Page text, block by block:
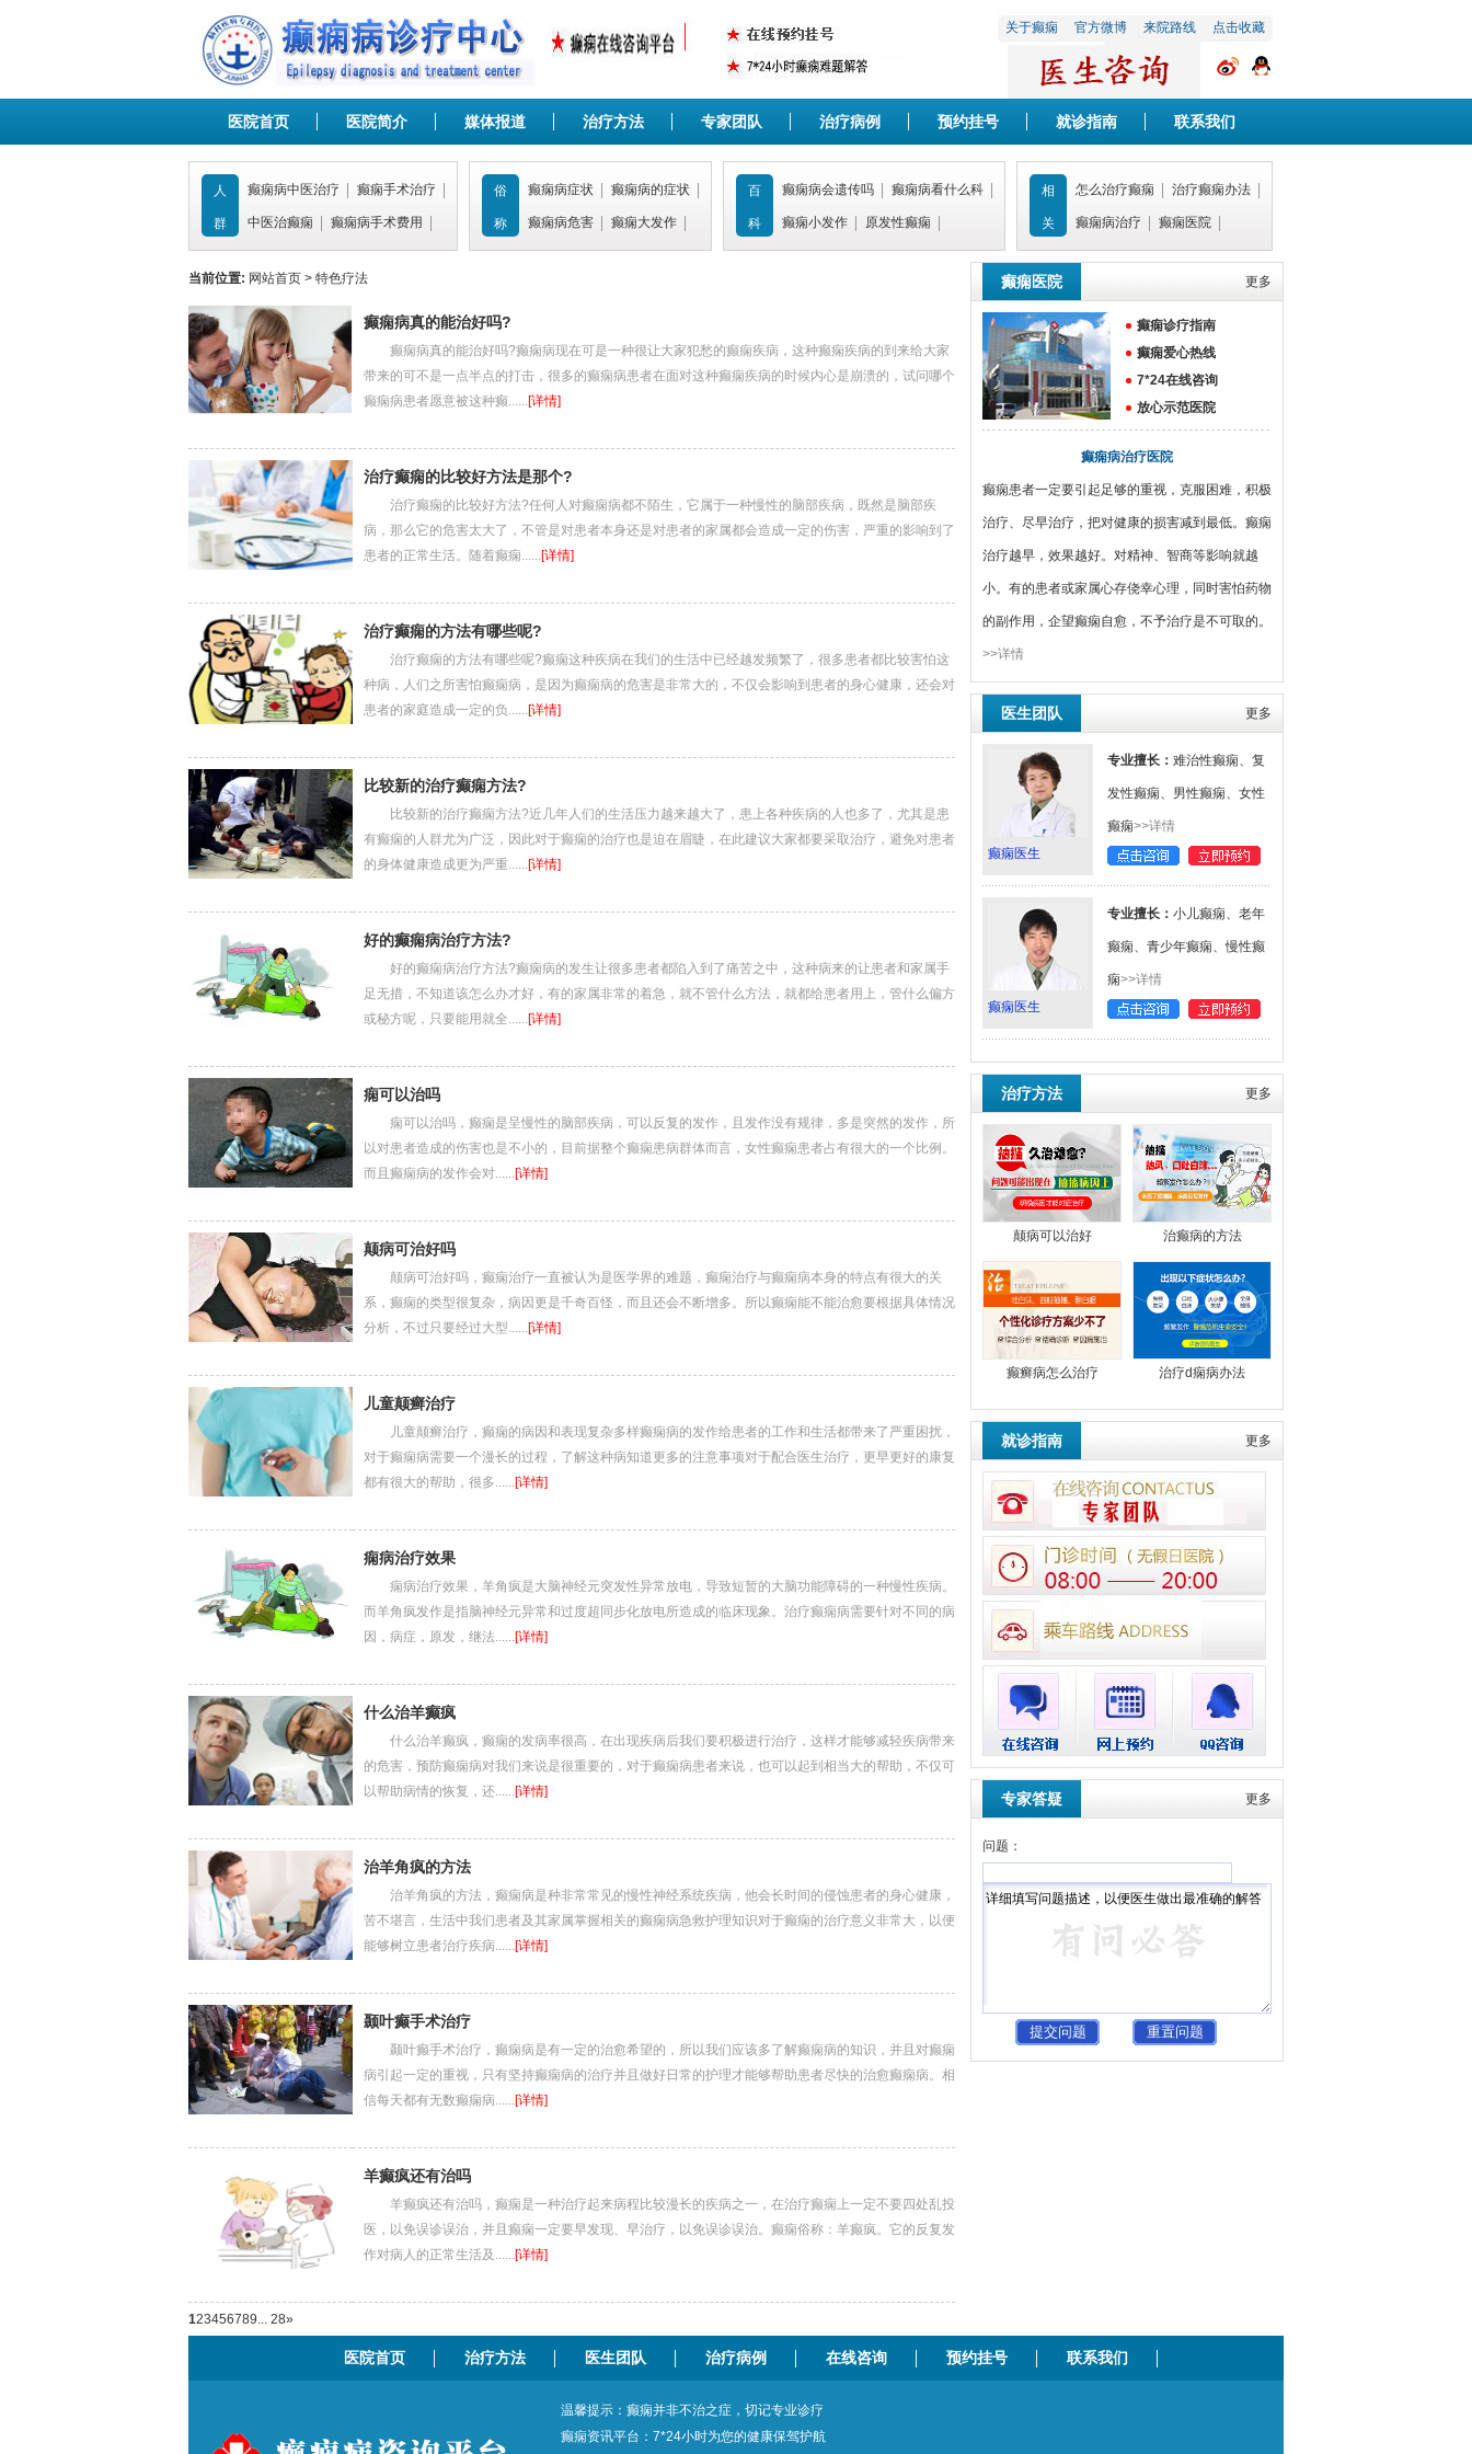
关于癫痫 官方微博 来院路线 点击收藏
医院首页 医院简介 媒体报道 治疗方法 专家团队 治疗病例 预约挂号 就诊指南 联系我们
人
群
癫痫病中医治疗 癫痫手术治疗
中医治癫痫 癫痫病手术费用
俗
称
癫痫病症状 癫痫病的症状
癫痫病危害 癫痫大发作
百
科
癫痫病会遗传吗 癫痫病看什么科
癫痫小发作 原发性癫痫
相
关
怎么治疗癫痫 治疗癫痫办法
癫痫病治疗 癫痫医院
当前位置: 网站首页 > 特色疗法
癫痫病真的能治好吗?
癫痫病真的能治好吗?癫痫病现在可是一种很让大家犯愁的癫痫疾病，这种癫痫疾病的到来给大家
带来的可不是一点半点的打击，很多的癫痫病患者在面对这种癫痫疾病的时候内心是崩溃的，试问哪个
癫痫病患者愿意被这种癫......[详情]
治疗癫痫的比较好方法是那个?
治疗癫痫的比较好方法?任何人对癫痫病都不陌生，它属于一种慢性的脑部疾病，既然是脑部疾
病，那么它的危害太大了，不管是对患者本身还是对患者的家属都会造成一定的伤害，严重的影响到了
患者的正常生活。随着癫痫......[详情]
治疗癫痫的方法有哪些呢?
治疗癫痫的方法有哪些呢?癫痫这种疾病在我们的生活中已经越发频繁了，很多患者都比较害怕这
种病，人们之所害怕癫痫病，是因为癫痫病的危害是非常大的，不仅会影响到患者的身心健康，还会对
患者的家庭造成一定的负......[详情]
比较新的治疗癫痫方法?
比较新的治疗癫痫方法?近几年人们的生活压力越来越大了，患上各种疾病的人也多了，尤其是患
有癫痫的人群尤为广泛，因此对于癫痫的治疗也是迫在眉睫，在此建议大家都要采取治疗，避免对患者
的身体健康造成更为严重......[详情]
好的癫痫病治疗方法?
好的癫痫病治疗方法?癫痫病的发生让很多患者都陷入到了痛苦之中，这种病来的让患者和家属手
足无措，不知道该怎么办才好，有的家属非常的着急，就不管什么方法，就都给患者用上，管什么偏方
或秘方呢，只要能用就全......[详情]
痫可以治吗
痫可以治吗，癫痫是呈慢性的脑部疾病，可以反复的发作，且发作没有规律，多是突然的发作，所
以对患者造成的伤害也是不小的，目前据整个癫痫患病群体而言，女性癫痫患者占有很大的一个比例。
而且癫痫病的发作会对......[详情]
颠病可治好吗
颠病可治好吗，癫痫治疗一直被认为是医学界的难题，癫痫治疗与癫痫病本身的特点有很大的关
系，癫痫的类型很复杂，病因更是千奇百怪，而且还会不断增多。所以癫痫能不能治愈要根据具体情况
分析，不过只要经过大型......[详情]
儿童颠癣治疗
儿童颠癣治疗，癫痫的病因和表现复杂多样癫痫病的发作给患者的工作和生活都带来了严重困扰，
对于癫痫病需要一个漫长的过程，了解这种病知道更多的注意事项对于配合医生治疗，更早更好的康复
都有很大的帮助，很多......[详情]
痫病治疗效果
痫病治疗效果，羊角疯是大脑神经元突发性异常放电，导致短暂的大脑功能障碍的一种慢性疾病。
而羊角疯发作是指脑神经元异常和过度超同步化放电所造成的临床现象。治疗癫痫病需要针对不同的病
因，病症，原发，继法......[详情]
什么治羊癫疯
什么治羊癫疯，癫痫的发病率很高，在出现疾病后我们要积极进行治疗，这样才能够减轻疾病带来
的危害，预防癫痫病对我们来说是很重要的，对于癫痫病患者来说，也可以起到相当大的帮助，不仅可
以帮助病情的恢复，还......[详情]
治羊角疯的方法
治羊角疯的方法，癫痫病是种非常常见的慢性神经系统疾病，他会长时间的侵蚀患者的身心健康，
苦不堪言，生活中我们患者及其家属掌握相关的癫痫病急救护理知识对于癫痫的治疗意义非常大，以便
能够树立患者治疗疾病......[详情]
颞叶癫手术治疗
颞叶癫手术治疗，癫痫病是有一定的治愈希望的，所以我们应该多了解癫痫病的知识，并且对癫痫
病引起一定的重视，只有坚持癫痫病的治疗并且做好日常的护理才能够帮助患者尽快的治愈癫痫病。相
信每天都有无数癫痫病......[详情]
羊癫疯还有治吗
羊癫疯还有治吗，癫痫是一种治疗起来病程比较漫长的疾病之一，在治疗癫痫上一定不要四处乱投
医，以免误诊误治，并且癫痫一定要早发现、早治疗，以免误诊误治。癫痫俗称：羊癫疯。它的反复发
作对病人的正常生活及......[详情]
123456789... 28»
癫痫医院 更多
癫痫诊疗指南
癫痫爱心热线
7*24在线咨询
放心示范医院
癫痫病治疗医院
癫痫患者一定要引起足够的重视，克服困难，积极
治疗、尽早治疗，把对健康的损害减到最低。癫痫
治疗越早，效果越好。对精神、智商等影响就越
小。有的患者或家属心存侥幸心理，同时害怕药物
的副作用，企望癫痫自愈，不予治疗是不可取的。
>>详情
医生团队 更多
癫痫医生
专业擅长： 难治性癫痫、复
发性癫痫、男性癫痫、女性
癫痫>>详情
癫痫医生
专业擅长： 小儿癫痫、老年
癫痫、青少年癫痫、慢性癫
痫>>详情
治疗方法 更多
颠病可以治好 治癫病的方法
癫癣病怎么治疗 治疗d痫病办法
就诊指南 更多
专家答疑 更多
问题：
医院首页 治疗方法 医生团队 治疗病例 在线咨询 预约挂号 联系我们
温馨提示：癫痫并非不治之症，切记专业诊疗
癫痫资讯平台：7*24小时为您的健康保驾护航